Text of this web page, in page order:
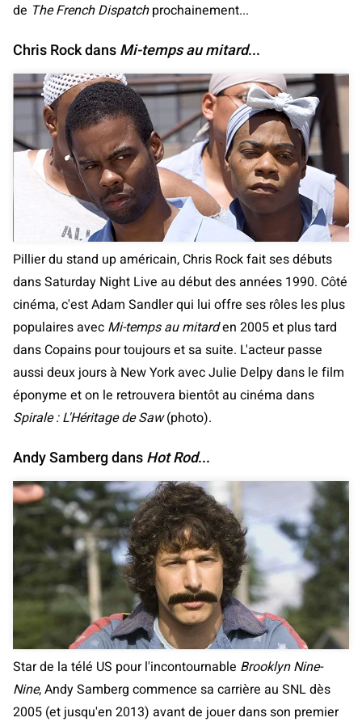
de The French Dispatchprochainement...
Chris Rock dansMi-temps au mitard...
Pillier du stand up américain, Chris Rock fait ses débuts
dans Saturday Night Live au début des années 1990. Côté
cinéma, c'est Adam Sandler qui lui offre ses rôles les plus
populaires avec Mi-temps au mitarden 2005 et plus tard
dans Copains pour toujours et sa suite. L'acteur passe
aussi deux jours à New York avec Julie Delpy dans le film
éponyme et on le retrouvera bientôt au cinéma dans
Spirale : L'Héritage de Saw(photo).
Andy Samberg dansHot Rod...
Star de la télé US pour l'incontournable Brooklyn Nine-
Nine, Andy Samberg commence sa carrière au SNL dès
2005 (et jusqu'en 2013) avant de jouer dans son premier